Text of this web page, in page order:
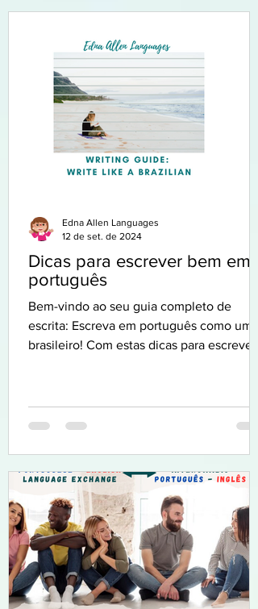
Dicas para escrever bem em
português
Bem-vindo ao seu guia completo de
escrita: Escreva em português como um
brasileiro! Com estas dicas para escrever
Edna Allen Languages
12 de set. de 2024